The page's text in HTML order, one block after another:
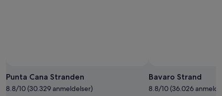
Punta Cana Stranden
8.8/10 (30.329 anmeldelser)
Bavaro Strand
8.8/10 (36.026